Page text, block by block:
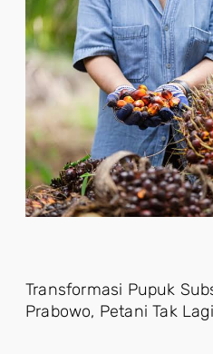
Transformasi Pupuk
Prabowo, Petani Tak